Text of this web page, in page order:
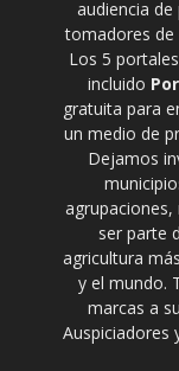
audiencia
tomadores de
Los 5
incluido
gratuita para
un medio de
Dejamos
ser parte
agricultura
y el mundo.
marcas a
Auspiciadores